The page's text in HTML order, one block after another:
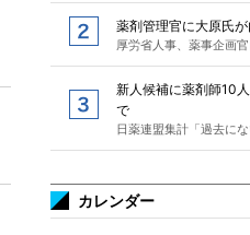
薬剤管理官に大原氏が
厚労省人事、薬事企画
新人候補に薬剤師10
で
日薬連盟集計「過去にな
カレンダー